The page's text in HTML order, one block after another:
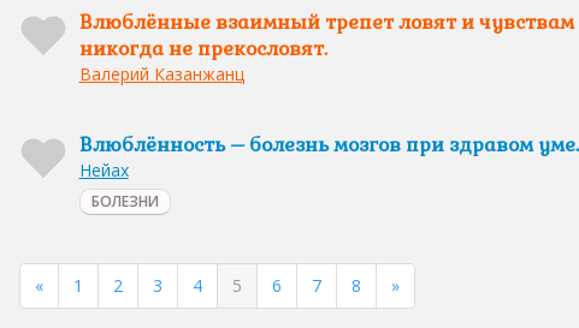
Влюблённые взаимный трепет ловят и чувствам
никогда не прекословят.
Валерий Казанжанц
Влюблённость – болезнь мозгов при здравом уме.
Нейах
БОЛЕЗНИ
« 1 2 3 4 5 6 7 8 »